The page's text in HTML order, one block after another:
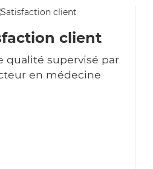
client
qualité supervisé par
en médecine